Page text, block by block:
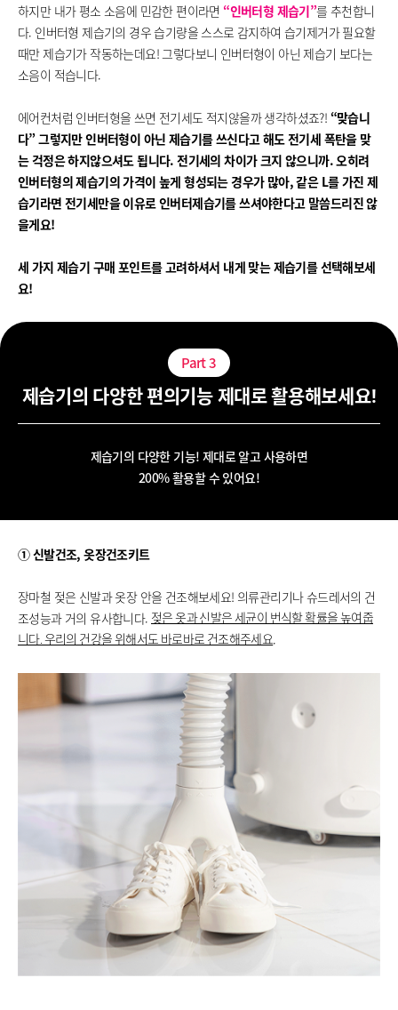
하지만 내가 평소 소음에 민감한 편이라면 “인버터형 제습기”를 추천합니
다. 인버터형 제습기의 경우 습기량을 스스로 감지하여 습기제거가 필요할
때만 제습기가 작동하는데요! 그렇다보니 인버터형이 아닌 제습기 보다는
소음이 적습니다.
에어컨처럼 인버터형을 쓰면 전기세도 적지않을까 생각하셨죠?! “맞습니
다” 그렇지만 인버터형이 아닌 제습기를 쓰신다고 해도 전기세 폭탄을 맞
는 걱정은 하지않으셔도 됩니다. 전기세의 차이가 크지 않으니까. 오히려
인버터형의 제습기의 가격이 높게 형성되는 경우가 많아, 같은 L를 가진 제
습기라면 전기세만을 이유로 인버터제습기를 쓰셔야한다고 말씀드리진 않
을게요!
세 가지 제습기 구매 포인트를 고려하셔서 내게 맞는 제습기를 선택해보세
요!
Part3
제습기의 다양한 편의기능 제대로 활용해보세요!
제습기의 다양한 기능! 제대로 알고 사용하면
200% 활용할 수 있어요!
① 신발건조, 옷장건조키트
장마철 젖은 신발과 옷장 안을 건조해보세요! 의류관리기나 슈드레서의 건
조성능과 거의 유사합니다. 젖은 옷과 신발은 세균이 번식할 확률을 높여줍
니다. 우리의 건강을 위해서도 바로바로 건조해주세요.